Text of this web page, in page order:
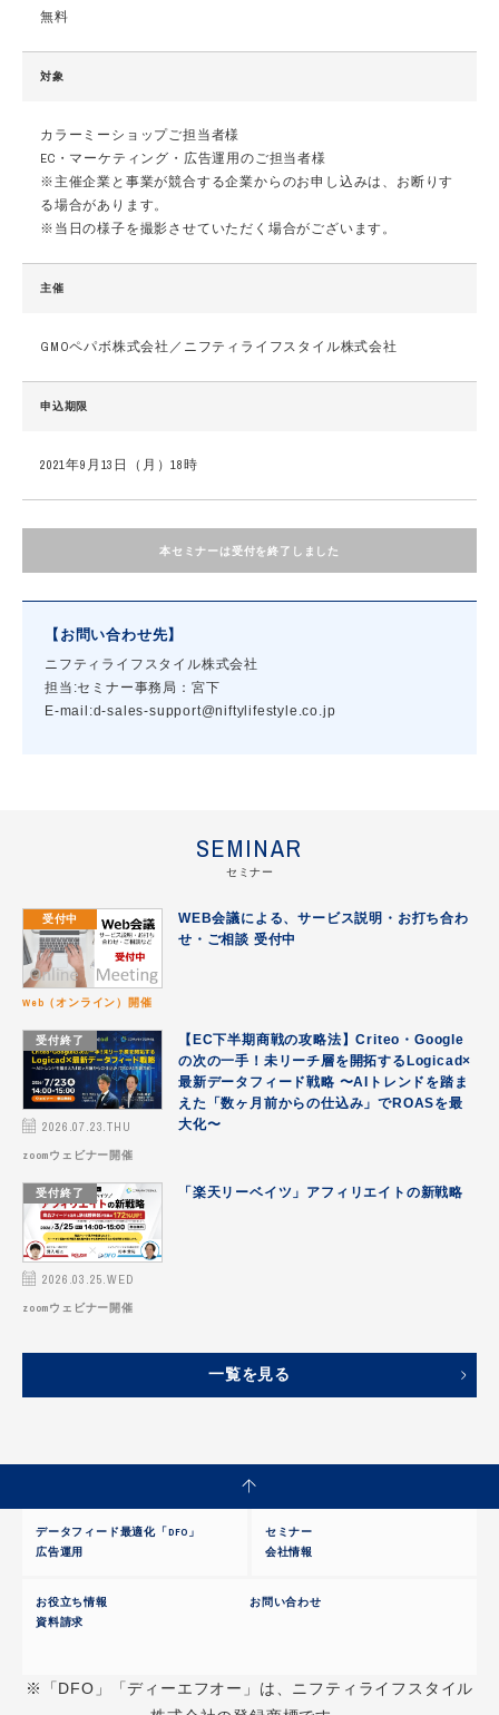
無料
対象
カラーミーショップご担当者様
EC・マーケティング・広告運用のご担当者様
※主催企業と事業が競合する企業からのお申し込みは、お断りす
る場合があります。
※当日の様子を撮影させていただく場合がございます。
主催
GMOペパボ株式会社／ニフティライフスタイル株式会社
申込期限
2021年9月13日（月）18時
本セミナーは受付を終了しました
【お問い合わせ先】
ニフティライフスタイル株式会社
担当:セミナー事務局：宮下
E-mail:d-sales-support@niftylifestyle.co.jp
SEMINAR
セミナー
受付中
Web（オンライン）開催
WEB会議による、サービス説明・お打ち合わ
せ・ご相談 受付中
受付終了
2026.07.23.THU
zoomウェビナー開催
【EC下半期商戦の攻略法】Criteo・Google
の次の一手！未リーチ層を開拓するLogicad×
最新データフィード戦略 〜AIトレンドを踏ま
えた「数ヶ月前からの仕込み」でROASを最
大化〜
受付終了
2026.03.25.WED
zoomウェビナー開催
「楽天リーベイツ」アフィリエイトの新戦略
一覧を見る
データフィード最適化「DFO」
広告運用
セミナー
会社情報
お役立ち情報
お問い合わせ
資料請求
※「DFO」「ディーエフオー」は、ニフティライフスタイル